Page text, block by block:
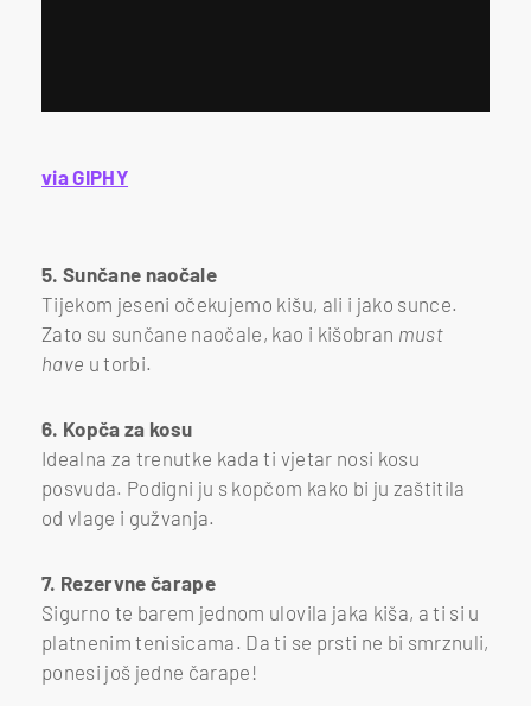
via GIPHY
5. Sunčane naočale
Tijekom jeseni očekujemo kišu, ali i jako sunce.
Zato su sunčane naočale, kao i kišobran must
have u torbi.
6. Kopča za kosu
Idealna za trenutke kada ti vjetar nosi kosu
posvuda. Podigni ju s kopčom kako bi ju zaštitila
od vlage i gužvanja.
7. Rezervne čarape
Sigurno te barem jednom ulovila jaka kiša, a ti si u
platnenim tenisicama. Da ti se prsti ne bi smrznuli,
ponesi još jedne čarape!